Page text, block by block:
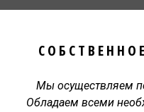
Мы осуществляем
Обладаем всеми